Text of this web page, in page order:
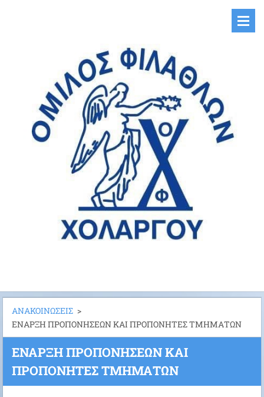
ΑΝΑΚΟΙΝΩΣΕΙΣ >
ΕΝΑΡΞΗ ΠΡΟΠΟΝΗΣΕΩΝ ΚΑΙ ΠΡΟΠΟΝΗΤΕΣ ΤΜΗΜΑΤΩΝ
ΕΝΑΡΞΗ ΠΡΟΠΟΝΗΣΕΩΝ ΚΑΙ
ΠΡΟΠΟΝΗΤΕΣ ΤΜΗΜΑΤΩΝ